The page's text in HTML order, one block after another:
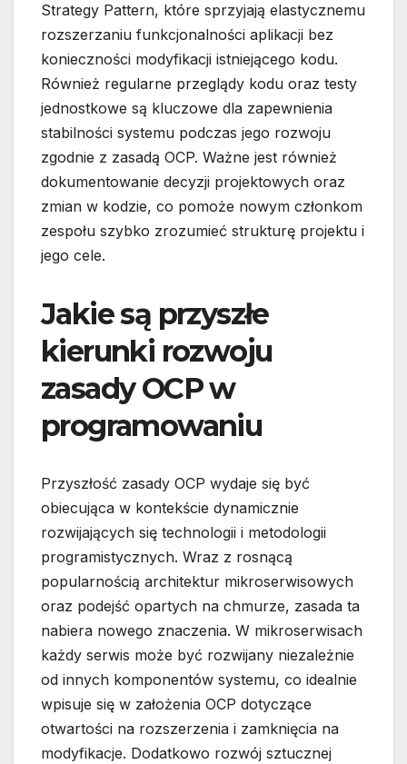
Strategy Pattern, które sprzyjają elastycznemu
rozszerzaniu funkcjonalności aplikacji bez
konieczności modyfikacji istniejącego kodu.
Również regularne przeglądy kodu oraz testy
jednostkowe są kluczowe dla zapewnienia
stabilności systemu podczas jego rozwoju
zgodnie z zasadą OCP. Ważne jest również
dokumentowanie decyzji projektowych oraz
zmian w kodzie, co pomoże nowym członkom
zespołu szybko zrozumieć strukturę projektu i
jego cele.
Jakie są przyszłe
kierunki rozwoju
zasady OCP w
programowaniu
Przyszłość zasady OCP wydaje się być
obiecująca w kontekście dynamicznie
rozwijających się technologii i metodologii
programistycznych. Wraz z rosnącą
popularnością architektur mikroserwisowych
oraz podejść opartych na chmurze, zasada ta
nabiera nowego znaczenia. W mikroserwisach
każdy serwis może być rozwijany niezależnie
od innych komponentów systemu, co idealnie
wpisuje się w założenia OCP dotyczące
otwartości na rozszerzenia i zamknięcia na
modyfikacje. Dodatkowo rozwój sztucznej